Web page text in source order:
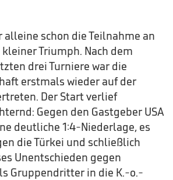
alleine schon die Teilnahme an
kleiner Triumph. Nach dem
drei Turniere war die
erstmals wieder auf der
Der Start verlief
Gegen den Gastgeber USA
deutliche 1:4-Niederlage, es
die Türkei und schließlich
Unentschieden gegen
Gruppendritter in die K.-o.-